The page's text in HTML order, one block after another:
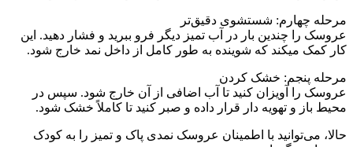
مرحله چهارم: شستشوی دقیق‌تر
عروسک را چندین بار در آب تمیز دیگر فرو ببرید و فشار دهید. این
کار کمک میکند که شوینده به‌ طور کامل از داخل نمد خارج شود.
مرحله پنجم: خشک کردن
عروسک را آویزان کنید تا آب اضافی‌ از آن خارج شود. سپس در
محیط باز و تهویه‌ دار قرار داده و صبر کنید تا کاملاً خشک شود.
حالا، می‌توانید با اطمینان عروسک نمدی پاک و تمیز را به کودک